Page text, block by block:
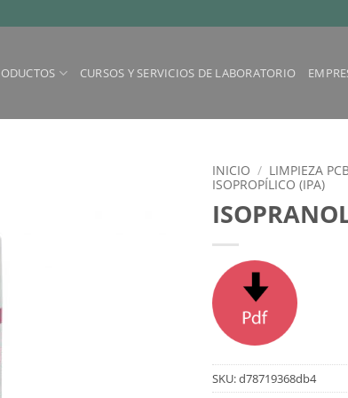
CURSOS Y SERVICIOS DE LABORATORIO
INICIO / LIMPIEZA
ISOPROPÍLICO (IPA)
SKU:d78719368db4